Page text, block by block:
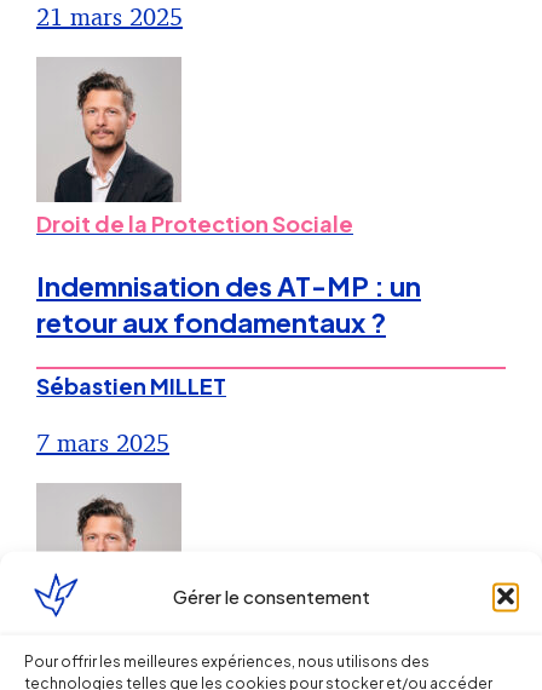
Gérer le consentement
Pour offrir les meilleures expériences, nous utilisons des
technologies telles que les cookies pour stocker et/ou accéder
21 mars 2025
Droit de la Protection Sociale
Indemnisation des AT-MP : un
retour aux fondamentaux ?
Sébastien MILLET
7 mars 2025
Droit de la Santé, sécurité au travail